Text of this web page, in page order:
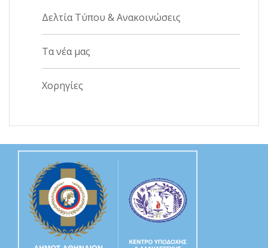
Δελτία Τύπου & Ανακοινώσεις
Τα νέα μας
Χορηγίες